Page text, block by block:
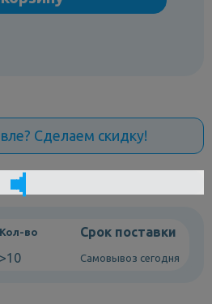
Сделаем скидку!
Кол-во
Срок поставки
>10 Самовывоз сегодня